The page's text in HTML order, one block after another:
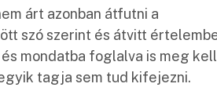
árt azonban átfutni a
szó szerint és átvitt
mondatba foglalva is meg kell
tagja sem tud kifejezni.